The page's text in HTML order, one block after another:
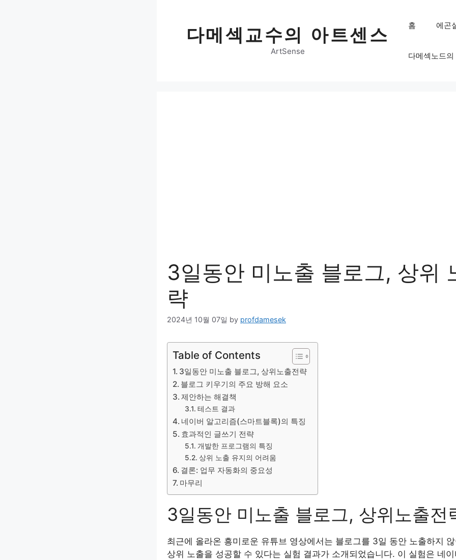
다메섹교수의 아트센스
ArtSense
홈 에곤
다메섹노드의
3일동안 미노출 블로그, 상위
략
2024년 10월 07일 by profdamesek
Table of Contents
3일동안 미노출 블로그, 상위노출전략
블로그 키우기의 주요 방해 요소
제안하는 해결책
테스트 결과
네이버 알고리즘(스마트블록)의 특징
효과적인 글쓰기 전략
개발한 프로그램의 특징
상위 노출 유지의 어려움
결론: 업무 자동화의 중요성
마무리
3일동안 미노출 블로그, 상위노출전
최근에 올라온 흥미로운 유튜브 영상에서는 블로그를 3일 동안 노출하지
상위 노출을 성공할 수 있다는 실험 결과가 소개되었습니다. 이 실험은 네